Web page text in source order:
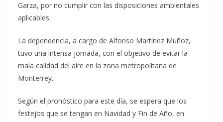
Garza, por no cumplir con las disposiciones ambientales
aplicables.
La dependencia, a cargo de Alfonso Martínez Muñoz,
tuvo una intensa jornada, con el objetivo de evitar la
mala calidad del aire en la zona metropolitana de
Monterrey.
Según el pronóstico para este día, se espera que los
festejos que se tengan en Navidad y Fin de Año, en